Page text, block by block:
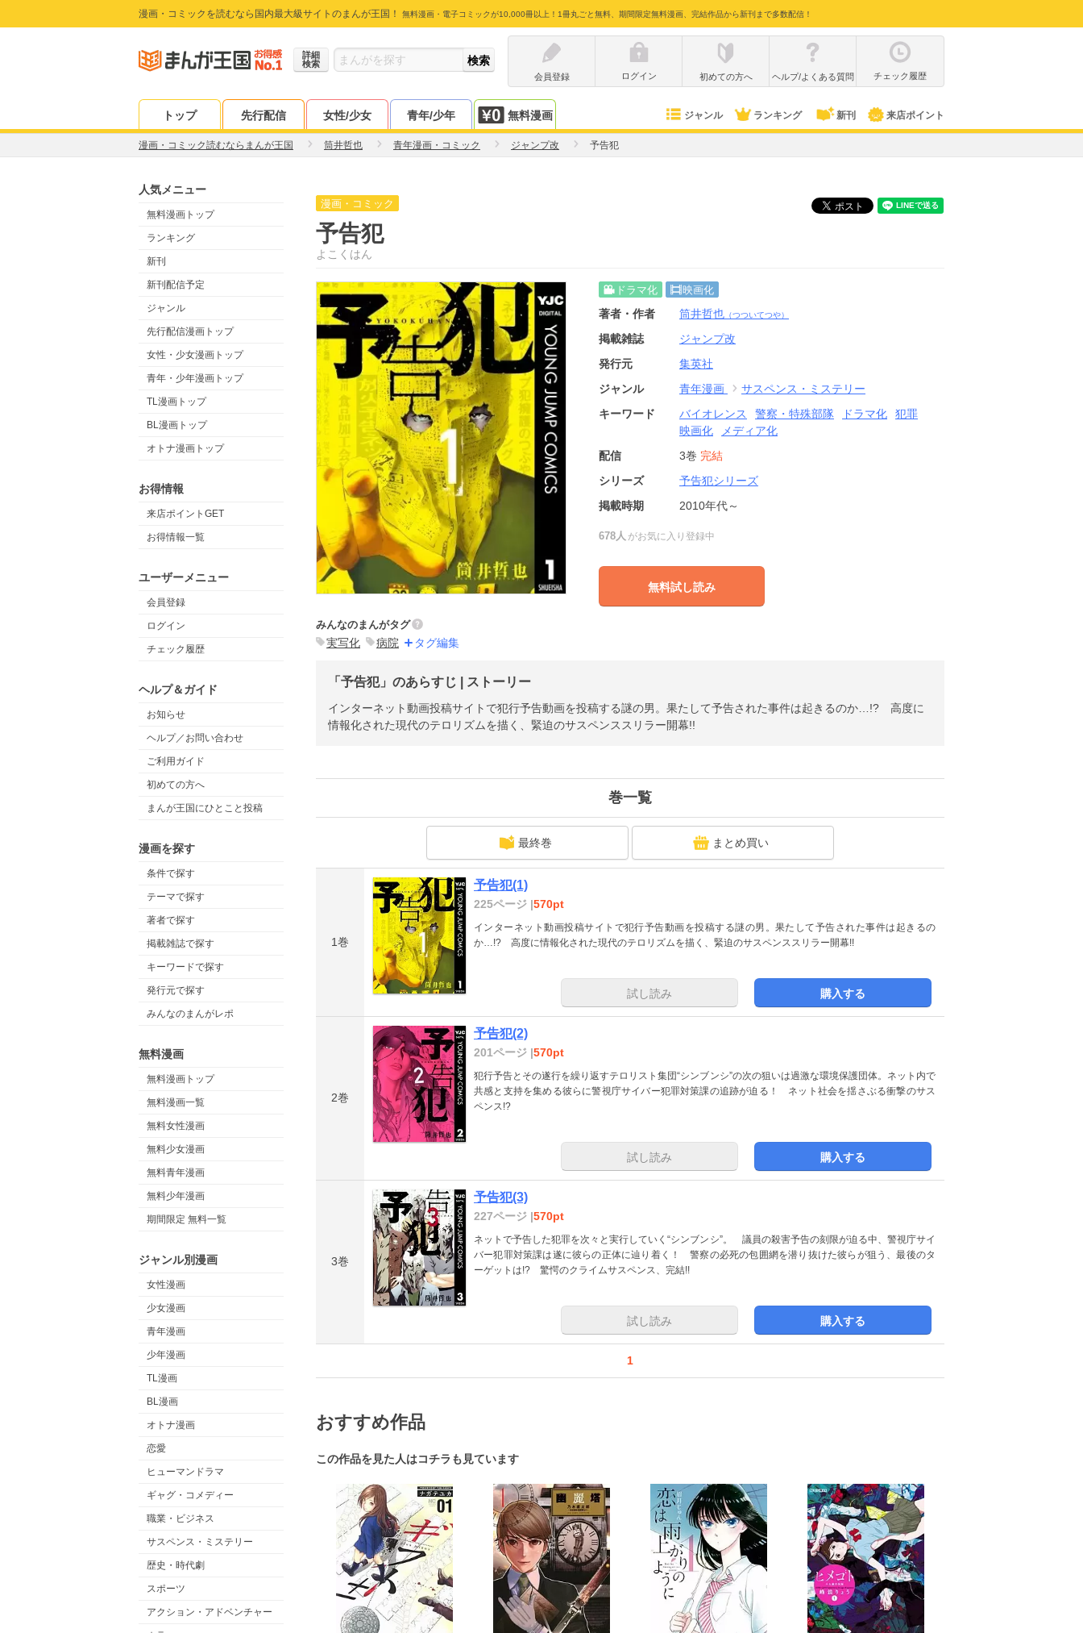
漫画・コミックを読むなら国内最大級サイトのまんが王国！ 無料漫画・電子コミックが10,000冊以上！1冊丸ごと無料、期間限定無料漫画、完結作品から新刊まで多数配信！
詳細
検索
会員登録
ログイン 初めての方へ ヘルプ/よくある質問 チェック履歴
トップ 先行配信 女性/少女 青年/少年 無料漫画 ジャンル ランキング 新刊 来店ポイント
漫画・コミック読むならまんが王国 筒井哲也 青年漫画・コミック ジャンプ改 予告犯
人気メニュー
無料漫画トップ
ランキング
新刊
新刊配信予定
ジャンル
先行配信漫画トップ
女性・少女漫画トップ
青年・少年漫画トップ
TL漫画トップ
BL漫画トップ
オトナ漫画トップ
お得情報
来店ポイントGET
お得情報一覧
ユーザーメニュー
会員登録
ログイン
チェック履歴
ヘルプ＆ガイド
お知らせ
ヘルプ／お問い合わせ
ご利用ガイド
初めての方へ
まんが王国にひとこと投稿
漫画を探す
条件で探す
テーマで探す
著者で探す
掲載雑誌で探す
キーワードで探す
発行元で探す
みんなのまんがレポ
無料漫画
無料漫画トップ
無料漫画一覧
無料女性漫画
無料少女漫画
無料青年漫画
無料少年漫画
期間限定 無料一覧
ジャンル別漫画
女性漫画
少女漫画
青年漫画
少年漫画
TL漫画
BL漫画
オトナ漫画
恋愛
ヒューマンドラマ
ギャグ・コメディー
職業・ビジネス
サスペンス・ミステリー
歴史・時代劇
スポーツ
アクション・アドベンチャー
漫画・コミック
予告犯
よこくはん
ドラマ化 映画化
著者・作者 筒井哲也 （つついてつや）
掲載雑誌
ジャンプ改
発行元
集英社
ジャンル
青年漫画
サスペンス・ミステリー
キーワード
バイオレンス 警察・特殊部隊 ドラマ化
犯罪
映画化
メディア化
配信
3巻 完結
シリーズ
予告犯シリーズ
掲載時期
2010年代～
678人 がお気に入り登録中
無料試し読み
みんなのまんがタグ
実写化 病院 タグ編集
「予告犯」のあらすじ | ストーリー
インターネット動画投稿サイトで犯行予告動画を投稿する謎の男。果たして予告された事件は起きるのか…!? 高度に
情報化された現代のテロリズムを描く、緊迫のサスペンススリラー開幕!!
巻一覧
最終巻 まとめ買い
1巻
予告犯(1)
225ページ |570pt
インターネット動画投稿サイトで犯行予告動画を投稿する謎の男。果たして予告された事件は起きるの
か…!? 高度に情報化された現代のテロリズムを描く、緊迫のサスペンススリラー開幕!!
試し読み 購入する
2巻
予告犯(2)
201ページ |570pt
犯行予告とその遂行を繰り返すテロリスト集団“シンブンシ”の次の狙いは過激な環境保護団体。ネット内で
共感と支持を集める彼らに警視庁サイバー犯罪対策課の追跡が迫る！ ネット社会を揺さぶる衝撃のサス
ペンス!?
試し読み 購入する
3巻
予告犯(3)
227ページ |570pt
ネットで予告した犯罪を次々と実行していく“シンブンシ”。 議員の殺害予告の刻限が迫る中、警視庁サイ
バー犯罪対策課は遂に彼らの正体に辿り着く！ 警察の必死の包囲網を潜り抜けた彼らが狙う、最後のタ
ーゲットは!? 驚愕のクライムサスペンス、完結!!
試し読み 購入する
1
おすすめ作品
この作品を見た人はコチラも見ています